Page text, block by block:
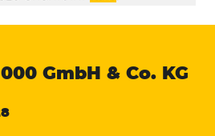
GmbH & Co. KG